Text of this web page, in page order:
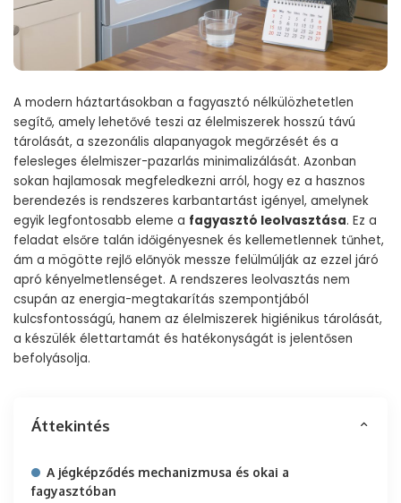
A modern háztartásokban a fagyasztó nélkülözhetetlen
segítő, amely lehetővé teszi az élelmiszerek hosszú távú
tárolását, a szezonális alapanyagok megőrzését és a
felesleges élelmiszer-pazarlás minimalizálását. Azonban
sokan hajlamosak megfeledkezni arról, hogy ez a hasznos
berendezés is rendszeres karbantartást igényel, amelynek
egyik legfontosabb eleme a fagyasztó leolvasztása. Ez a
feladat elsőre talán időigényesnek és kellemetlennek tűnhet,
ám a mögötte rejlő előnyök messze felülmúlják az ezzel járó
apró kényelmetlenséget. A rendszeres leolvasztás nem
csupán az energia-megtakarítás szempontjából
kulcsfontosságú, hanem az élelmiszerek higiénikus tárolását,
a készülék élettartamát és hatékonyságát is jelentősen
befolyásolja.
Áttekintés
A jégképződés mechanizmusa és okai a
fagyasztóban